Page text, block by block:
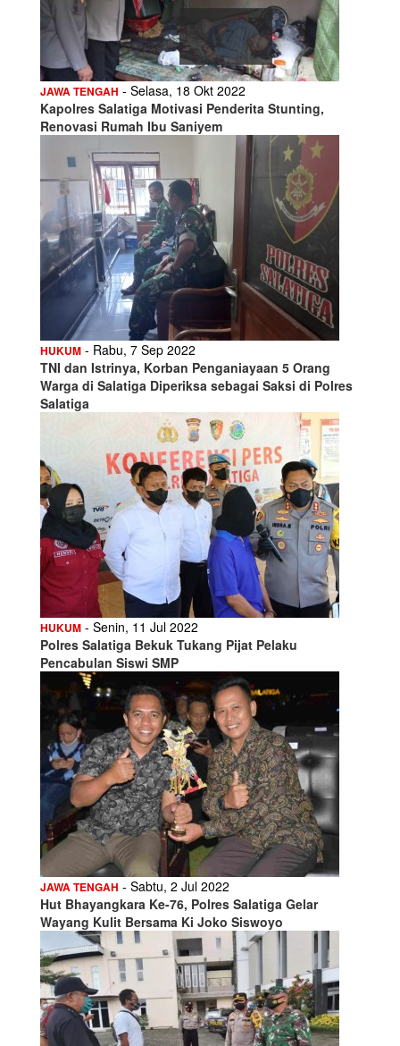
JAWA TENGAH - Selasa, 18 Okt 2022
Kapolres Salatiga Motivasi Penderita Stunting,
Renovasi Rumah Ibu Saniyem
HUKUM - Rabu, 7 Sep 2022
TNI dan Istrinya, Korban Penganiayaan 5 Orang
Warga di Salatiga Diperiksa sebagai Saksi di Polres
Salatiga
HUKUM - Senin, 11 Jul 2022
Polres Salatiga Bekuk Tukang Pijat Pelaku
Pencabulan Siswi SMP
JAWA TENGAH - Sabtu, 2 Jul 2022
Hut Bhayangkara Ke-76, Polres Salatiga Gelar
Wayang Kulit Bersama Ki Joko Siswoyo